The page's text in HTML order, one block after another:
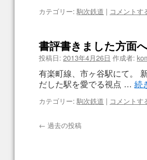
カテゴリー: 駒次鉄道 | コメントす
書評書きました方面
投稿日: 2013年4月26日 作成者:
有楽町線、市ヶ谷駅にて。
だした駅を愛でる視点 … 続
カテゴリー: 駒次鉄道 | コメントす
← 過去の投稿